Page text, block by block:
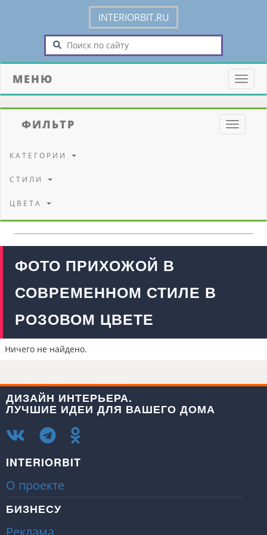
INTERIORBIT.RU
Toggle
МЕНЮ
ФИЛЬТР
Toggle
КАТЕГОРИИ
СТИЛИ
ЦВЕТА
ФОТО ПРИХОЖОЙ В
СОВРЕМЕННОМ СТИЛЕ В
РОЗОВОМ ЦВЕТЕ
Ничего не найдено.
ДИЗАЙН ИНТЕРЬЕРА.
ЛУЧШИЕ ИДЕИ ДЛЯ ВАШЕГО ДОМА
INTERIORBIT
О проекте
БИЗНЕСУ
Реклама